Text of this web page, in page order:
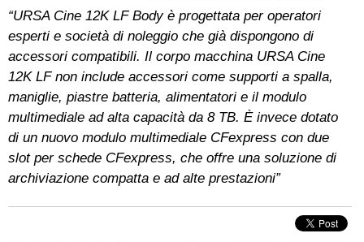
“URSA Cine 12K LF Body è progettata per operatori
esperti e società di noleggio che già dispongono di
accessori compatibili. Il corpo macchina URSA Cine
12K LF non include accessori come supporti a spalla,
maniglie, piastre batteria, alimentatori e il modulo
multimediale ad alta capacità da 8 TB. È invece dotato
di un nuovo modulo multimediale CFexpress con due
slot per schede CFexpress, che offre una soluzione di
archiviazione compatta e ad alte prestazioni”